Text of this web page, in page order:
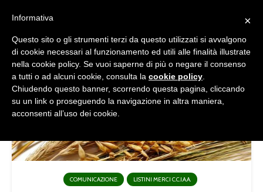
COMUNICAZIONE LISTINI MERCI C.C.I.A.A.
×
Informativa
Questo sito o gli strumenti terzi da questo utilizzati si avvalgono
di cookie necessari al funzionamento ed utili alle finalità illustrate
nella cookie policy. Se vuoi saperne di più o negare il consenso
a tutti o ad alcuni cookie, consulta la cookie policy
Chiudendo questo banner, scorrendo questa pagina, cliccando
su un link o proseguendo la navigazione in altra maniera,
acconsenti all’uso dei cookie.